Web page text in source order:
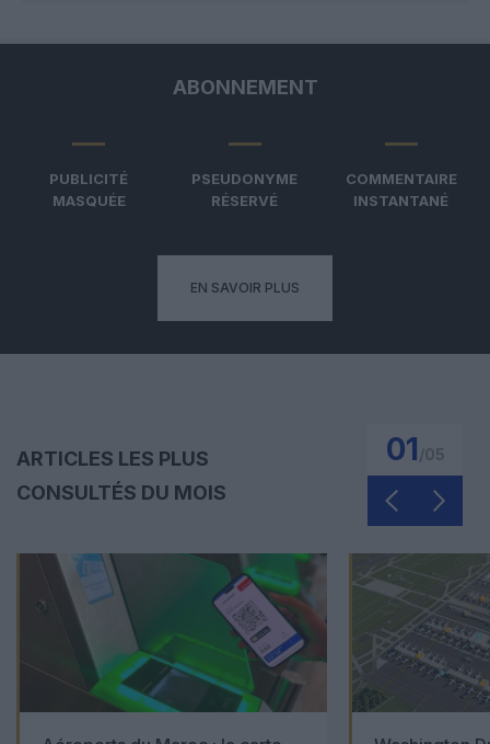
ABONNEMENT
PUBLICITÉ
MASQUÉE
PSEUDONYME
RÉSERVÉ
COMMENTAIRE
INSTANTANÉ
EN SAVOIR PLUS
ARTICLES LES PLUS
CONSULTÉS DU MOIS
01